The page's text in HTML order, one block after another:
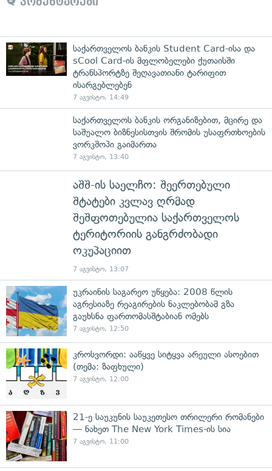
საქართველოს ბანკის Student Card-ისა და
sCool Card-ის მფლობელები ქუთაისში
ტრანსპორტზე შეღავათიანი ტარიფით
ისარგებლებენ
7 აგვისტო, 14:49
საქართველოს ბანკის ორგანიზებით, მცირე და
საშუალო ბიზნესისთვის შრომის უსაფრთხოების
ვორკშოპი გაიმართა
7 აგვისტო, 13:40
აშშ-ის საელჩო: შეერთებული
შტატები კვლავ ღრმად
შეშფოთებულია საქართველოს
ტერიტორიის განგრძობადი
ოკუპაციით
7 აგვისტო, 13:07
უკრაინის საგარეო უწყება: 2008 წლის
აგრესიაზე რეაგირების ნაკლებობამ გზა
გაუხსნა ფართომასშტაბიან ომებს
7 აგვისტო, 12:50
კროსვორდი: ააწყვე სიტყვა არეული ასოებით
(თემა: ზაფხული)
7 აგვისტო, 12:00
21-ე საუკუნის საუკეთესო თრილერი რომანები
— ნახეთ The New York Times-ის სია
7 აგვისტო, 11:00